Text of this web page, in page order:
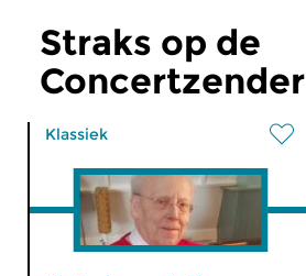
Straks op de
Concertzender
Klassiek